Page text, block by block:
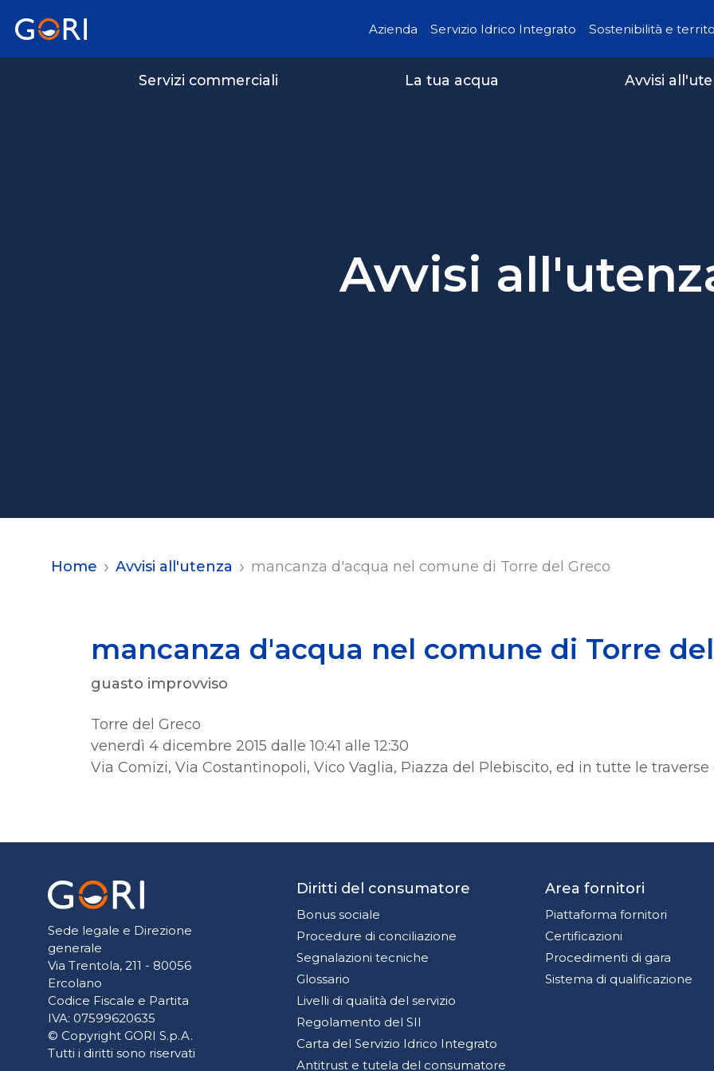
Azienda Servizio Idrico Integrato Sostenibilità e
Servizi commerciali La tua acqua Avvisi
Avvisi
Home Avvisi all'utenza mancanza d'acqua nel comune di Torre del Greco
mancanza d'acqua nel comune di Torre
guasto improvviso
Torre del Greco
venerdì 4 dicembre 2015 dalle 10:41 alle 12:30
Via Comizi, Via Costantinopoli, Vico Vaglia, Piazza del Plebiscito, ed in tutte le traverse
Sede legale e Direzione
generale
Via Trentola, 211 - 80056
Ercolano
Codice Fiscale e Partita
IVA: 07599620635
© Copyright GORI S.p.A.
Tutti i diritti sono riservati
Diritti del consumatore
Bonus sociale
Procedure di conciliazione
Segnalazioni tecniche
Glossario
Livelli di qualità del servizio
Regolamento del SII
Carta del Servizio Idrico Integrato
Antitrust e tutela del consumatore
Area fornitori
Piattaforma fornitori
Certificazioni
Procedimenti di gara
Sistema di qualificazione